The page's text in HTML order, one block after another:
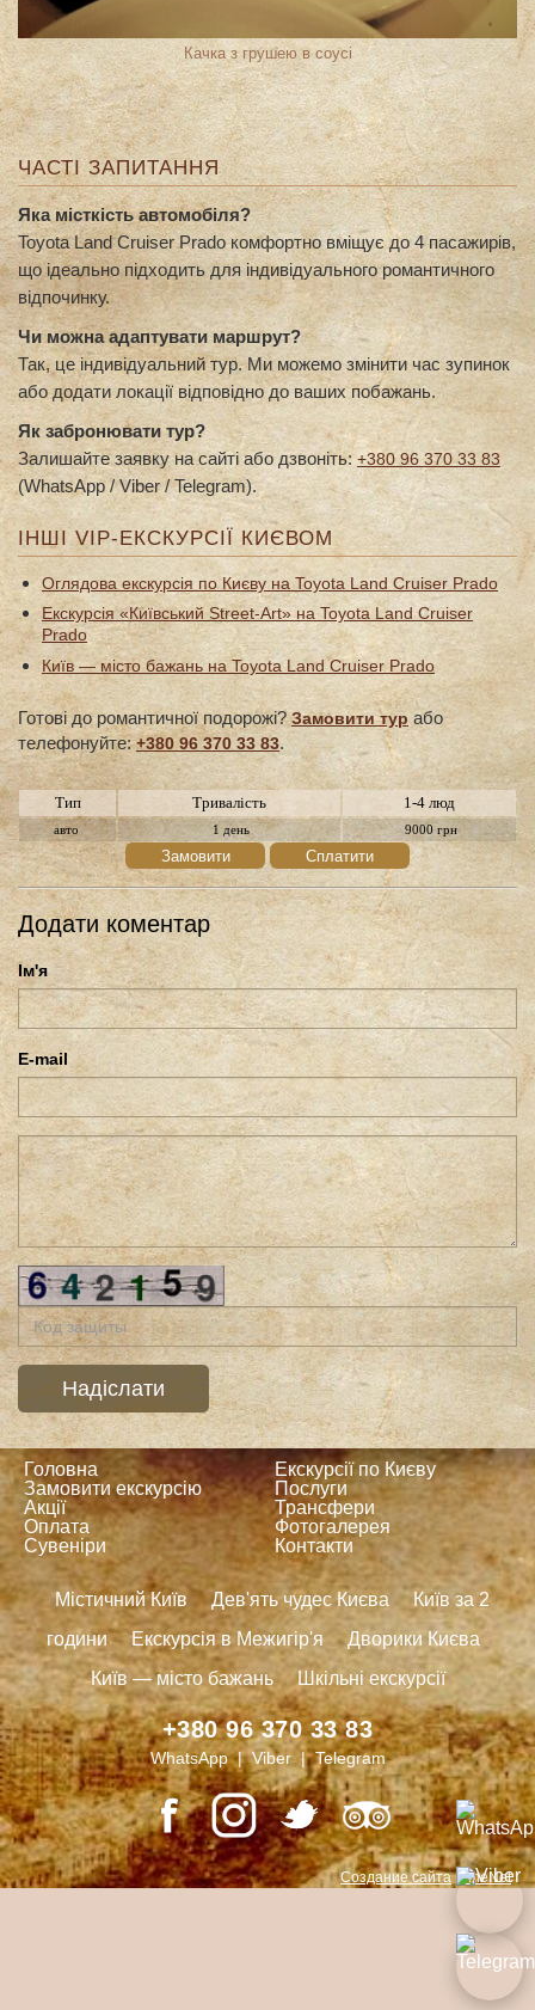
Качка з грушею в соусі
ЧАСТІ ЗАПИТАННЯ
Яка місткість автомобіля?
Toyota Land Cruiser Prado комфортно вміщує до 4 пасажирів,
що ідеально підходить для індивідуального романтичного
відпочинку.
Чи можна адаптувати маршрут?
Так, це індивідуальний тур. Ми можемо змінити час зупинок
або додати локації відповідно до ваших побажань.
Як забронювати тур?
Залишайте заявку на сайті або дзвоніть:+380 96 370 33 83
(WhatsApp / Viber / Telegram).
ІНШІ VIP-ЕКСКУРСІЇ КИЄВОМ
Оглядова екскурсія по Києву на Toyota Land Cruiser Prado
Екскурсія «Київський Street-Art» на Toyota Land Cruiser
Prado
Київ — місто бажань на Toyota Land Cruiser Prado
Готові до романтичної подорожі?Замовити тур або
телефонуйте:+380 96 370 33 83.
Тип Тривалість 1-4 люд
авто 1 день 9000 грн
Замовити Сплатити
Додати коментар
Ім'я
E-mail
Головна
Екскурсії по Києву
Замовити екскурсію
Послуги
Акції
Трансфери
Оплата
Фотогалерея
Сувеніри
Контакти
Містичний Київ Дев'ять чудес Києва
Київ за 2
години
Екскурсія в Межигір'я
Дворики Києва
Київ — місто бажань
Шкільні екскурсії
+380 96 370 33 83
WhatsApp | Viber | Telegram
Создание сайта LimeNet